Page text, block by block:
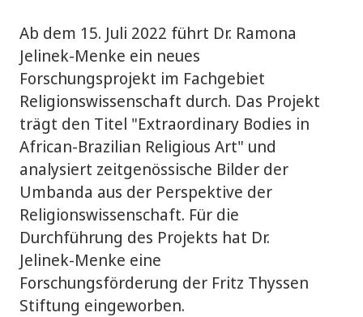
Ab dem 15. Juli 2022 führt Dr. Ramona
Jelinek-Menke ein neues
Forschungsprojekt im Fachgebiet
Religionswissenschaft durch. Das Projekt
trägt den Titel "Extraordinary Bodies in
African-Brazilian Religious Art" und
analysiert zeitgenössische Bilder der
Umbanda aus der Perspektive der
Religionswissenschaft. Für die
Durchführung des Projekts hat Dr.
Jelinek-Menke eine
Forschungsförderung der Fritz Thyssen
Stiftung eingeworben.